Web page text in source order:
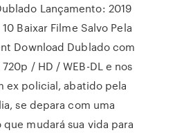
Lançamento: 2019
Baixar Filme Salvo Pela
Download Dublado com
/ HD / WEB-DL e nos
ex policial, abatido pela
se depara com uma
mudará sua vida para